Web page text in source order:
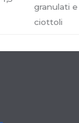
granulati e
ciottoli